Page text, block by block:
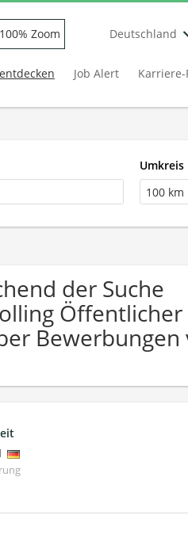
100% Zoom Deutschland
Job Alert
Umkreis
100 km
der Suche